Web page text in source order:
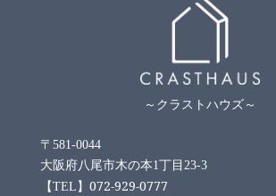
～クラストハウズ～
〒581-0044
大阪府八尾市木の本1丁目23-3
【TEL】072-929-0777